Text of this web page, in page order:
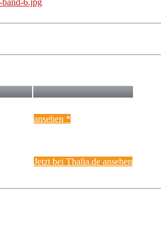
ansehen *
Jetzt bei Thalia.de ansehen